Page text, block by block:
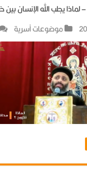
موضوعات أسرية